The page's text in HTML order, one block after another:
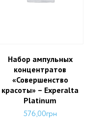
Набор ампульных
концентратов
«Совершенство
красоты» – Experalta
Platinum
576,00грн